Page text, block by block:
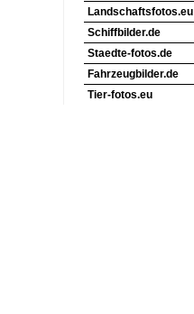
Landschaftsfotos.eu
Schiffbilder.de
Staedte-fotos.de
Fahrzeugbilder.de
Tier-fotos.eu